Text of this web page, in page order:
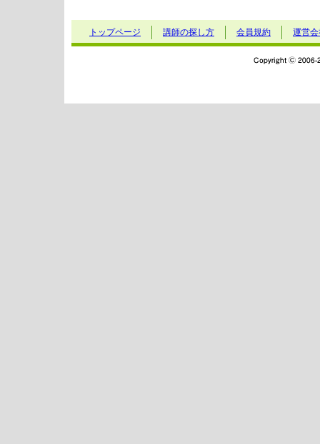
トップページ 講師の探し方 会員規約 運営